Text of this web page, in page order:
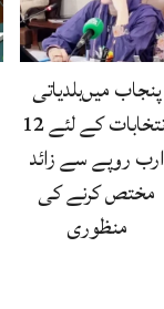
پنجاب میں‌بلدیاتی
انتخابات کے لئے 12
ارب روپے سے زائد
مختص کرنے کی
منظوری